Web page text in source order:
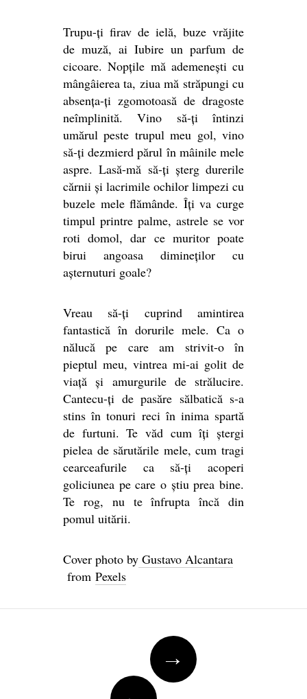
Trupu-ți firav de ielă, buze vrăjite
de muză, ai Iubire un parfum de
cicoare. Nopțile mă ademenești cu
mângâierea ta, ziua mă străpungi cu
absența-ți zgomotoasă de dragoste
neîmplinită. Vino să-ți întinzi
umărul peste trupul meu gol, vino
să-ți dezmierd părul în mâinile mele
aspre. Lasă-mă să-ți șterg durerile
cărnii și lacrimile ochilor limpezi cu
buzele mele flămânde. Îți va curge
timpul printre palme, astrele se vor
roti domol, dar ce muritor poate
birui angoasa dimineților cu
așternuturi goale?
Vreau să-ți cuprind amintirea
fantastică în dorurile mele. Ca o
nălucă pe care am strivit-o în
pieptul meu, vintrea mi-ai golit de
viață și amurgurile de strălucire.
Cantecu-ți de pasăre sălbatică s-a
stins în tonuri reci în inima spartă
de furtuni. Te văd cum îți ștergi
pielea de sărutările mele, cum tragi
cearceafurile ca să-ți acoperi
goliciunea pe care o știu prea bine.
Te rog, nu te înfrupta încă din
pomul uitării.
Cover photo by Gustavo Alcantara
from Pexels
navigation
→